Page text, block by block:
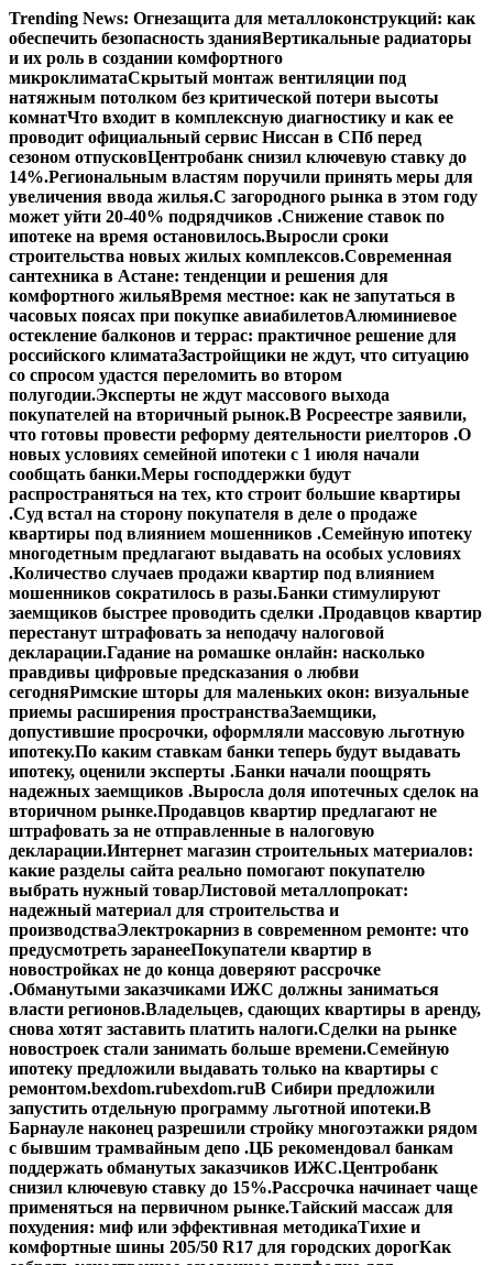
Перейти
к
содержимому
Trending News: Огнезащита для металлоконструкций: как
обеспечить безопасность зданияВертикальные радиаторы
и их роль в создании комфортного
микроклиматаСкрытый монтаж вентиляции под
натяжным потолком без критической потери высоты
комнатЧто входит в комплексную диагностику и как ее
проводит официальный сервис Ниссан в СПб перед
сезоном отпусковЦентробанк снизил ключевую ставку до
14%.Региональным властям поручили принять меры для
увеличения ввода жилья.С загородного рынка в этом году
может уйти 20-40% подрядчиков .Снижение ставок по
ипотеке на время остановилось.Выросли сроки
строительства новых жилых комплексов.Современная
сантехника в Астане: тенденции и решения для
комфортного жильяВремя местное: как не запутаться в
часовых поясах при покупке авиабилетовАлюминиевое
остекление балконов и террас: практичное решение для
российского климатаЗастройщики не ждут, что ситуацию
со спросом удастся переломить во втором
полугодии.Эксперты не ждут массового выхода
покупателей на вторичный рынок.В Росреестре заявили,
что готовы провести реформу деятельности риелторов .О
новых условиях семейной ипотеки с 1 июля начали
сообщать банки.Меры господдержки будут
распространяться на тех, кто строит большие квартиры
.Суд встал на сторону покупателя в деле о продаже
квартиры под влиянием мошенников .Семейную ипотеку
многодетным предлагают выдавать на особых условиях
.Количество случаев продажи квартир под влиянием
мошенников сократилось в разы.Банки стимулируют
заемщиков быстрее проводить сделки .Продавцов квартир
перестанут штрафовать за неподачу налоговой
декларации.Гадание на ромашке онлайн: насколько
правдивы цифровые предсказания о любви
сегодняРимские шторы для маленьких окон: визуальные
приемы расширения пространстваЗаемщики,
допустившие просрочки, оформляли массовую льготную
ипотеку.По каким ставкам банки теперь будут выдавать
ипотеку, оценили эксперты .Банки начали поощрять
надежных заемщиков .Выросла доля ипотечных сделок на
вторичном рынке.Продавцов квартир предлагают не
штрафовать за не отправленные в налоговую
декларации.Интернет магазин строительных материалов:
какие разделы сайта реально помогают покупателю
выбрать нужный товарЛистовой металлопрокат:
надежный материал для строительства и
производстваЭлектрокарниз в современном ремонте: что
предусмотреть заранееПокупатели квартир в
новостройках не до конца доверяют рассрочке
.Обманутыми заказчиками ИЖС должны заниматься
власти регионов.Владельцев, сдающих квартиры в аренду,
снова хотят заставить платить налоги.Сделки на рынке
новостроек стали занимать больше времени.Семейную
ипотеку предложили выдавать только на квартиры с
ремонтом.bexdom.rubexdom.ruВ Сибири предложили
запустить отдельную программу льготной ипотеки.В
Барнауле наконец разрешили стройку многоэтажки рядом
с бывшим трамвайным депо .ЦБ рекомендовал банкам
поддержать обманутых заказчиков ИЖС.Центробанк
снизил ключевую ставку до 15%.Рассрочка начинает чаще
применяться на первичном рынке.Тайский массаж для
похудения: миф или эффективная методикаТихие и
комфортные шины 205/50 R17 для городских дорогКак